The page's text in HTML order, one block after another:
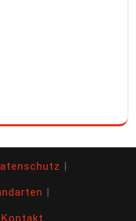
|
|
Kontakt